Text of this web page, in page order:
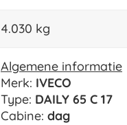
4.030 kg
Algemene informatie
Merk: IVECO
Type: DAILY 65 C 17
Cabine: dag